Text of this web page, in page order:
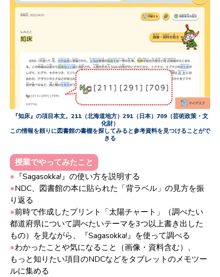
『知床』の項目本文。211（北海道地方）291（日本）709（芸術政策・文
化財）
この情報を頼りに図書館の書棚を探してみると参考資料を見つけることがで
きる
授業でやってみたこと
● 『Sagasokka!』の使い方を説明する
●NDC、図書館の本に貼られた「背ラベル」の見方を振
り返る
●前時で作成したプリント「太陽チャート」（調べたい
都道府県について調べたいテーマを3つ以上書き出した
もの）を見ながら、『Sagasokka!』を使って調べる
●わかったことや気になること（画像・資料含む）、
もっと知りたい項目のNDCなどをタブレットのメモツー
ルに集める